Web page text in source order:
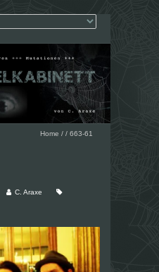
Home / / 663-61
C. Araxe